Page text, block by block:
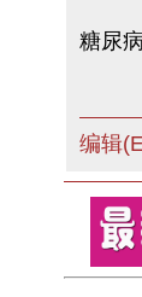
糖尿
编辑